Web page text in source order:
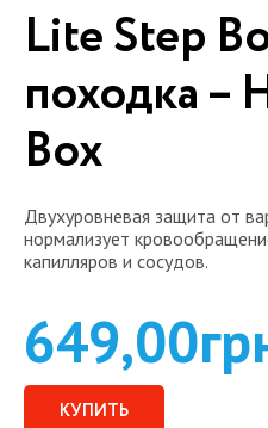
Lite Step
походка –
Box
Двухуровневая защита от
нормализует
капилляров и сосудов.
649,00
КУПИТЬ